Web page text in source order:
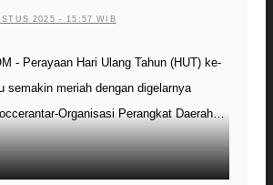
2025 - 15:57 WIB
- Perayaan Hari Ulang Tahun (HUT) ke-
semakin meriah dengan digelarnya
Organisasi Perangkat Daerah…